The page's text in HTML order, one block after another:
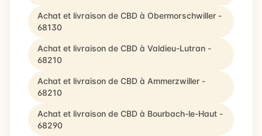
Achat et livraison de CBD à Obermorschwiller -
68130
Achat et livraison de CBD à Valdieu-Lutran -
68210
Achat et livraison de CBD à Ammerzwiller -
68210
Achat et livraison de CBD à Bourbach-le-Haut -
68290